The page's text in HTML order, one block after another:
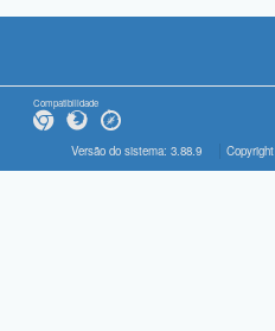
Compatibilidade
Versão do sistema: 3.88.9